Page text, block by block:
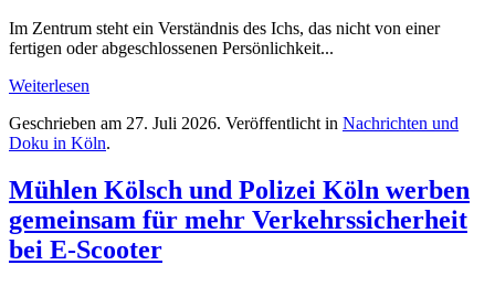
Im Zentrum steht ein Verständnis des Ichs, das nicht von einer
fertigen oder abgeschlossenen Persönlichkeit...
Weiterlesen
Geschrieben am 27. Juli 2026. Veröffentlicht in Nachrichten und
Doku in Köln.
Mühlen Kölsch und Polizei Köln werben
gemeinsam für mehr Verkehrssicherheit
bei E-Scooter